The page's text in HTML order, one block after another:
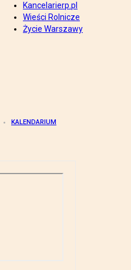
Kancelarierp.pl
Wieści Rolnicze
Życie Warszawy
KALENDARIUM